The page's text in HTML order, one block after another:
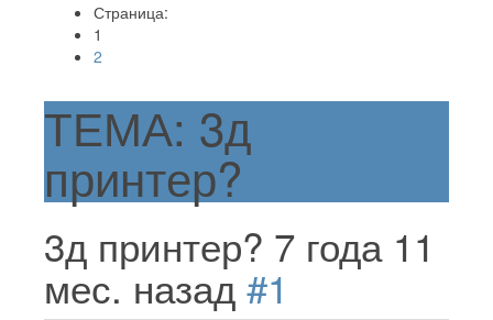
Страница:
1
2
ТЕМА: 3д
принтер?
3д принтер? 7 года 11
мес. назад #1